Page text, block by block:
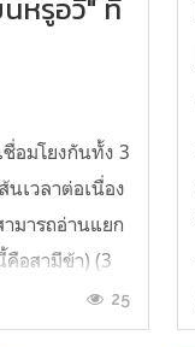
หรูอวี้" ที่
อมโยงกันทั้ง 3
นเวลาต่อเนื่อง
มารถอ่านแยก
อสามีข้า) (3
งของ ฝูถิง กับ
วิตห่างไกล
25